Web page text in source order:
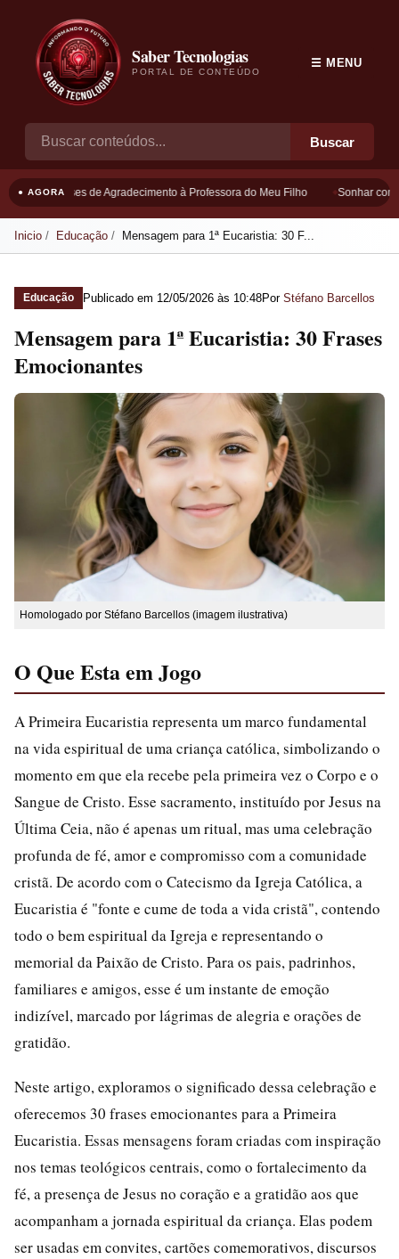
Saber Tecnologias
PORTAL DE CONTEÚDO
Buscar
☰ MENU
● AGORAFrases de Agradecimento à Professora do Meu Filho Sonhar com
Inicio Educação Mensagem para 1ª Eucaristia: 30 F...
Educação Publicado em 12/05/2026 às 10:48Por Stéfano Barcellos
Mensagem para 1ª Eucaristia: 30 Frases
Emocionantes
Homologado por Stéfano Barcellos (imagem ilustrativa)
O Que Esta em Jogo
A Primeira Eucaristia representa um marco fundamental
na vida espiritual de uma criança católica, simbolizando o
momento em que ela recebe pela primeira vez o Corpo e o
Sangue de Cristo. Esse sacramento, instituído por Jesus na
Última Ceia, não é apenas um ritual, mas uma celebração
profunda de fé, amor e compromisso com a comunidade
cristã. De acordo com o Catecismo da Igreja Católica, a
Eucaristia é "fonte e cume de toda a vida cristã", contendo
todo o bem espiritual da Igreja e representando o
memorial da Paixão de Cristo. Para os pais, padrinhos,
familiares e amigos, esse é um instante de emoção
indizível, marcado por lágrimas de alegria e orações de
gratidão.
Neste artigo, exploramos o significado dessa celebração e
oferecemos 30 frases emocionantes para a Primeira
Eucaristia. Essas mensagens foram criadas com inspiração
nos temas teológicos centrais, como o fortalecimento da
fé, a presença de Jesus no coração e a gratidão aos que
acompanham a jornada espiritual da criança. Elas podem
ser usadas em convites, cartões comemorativos, discursos